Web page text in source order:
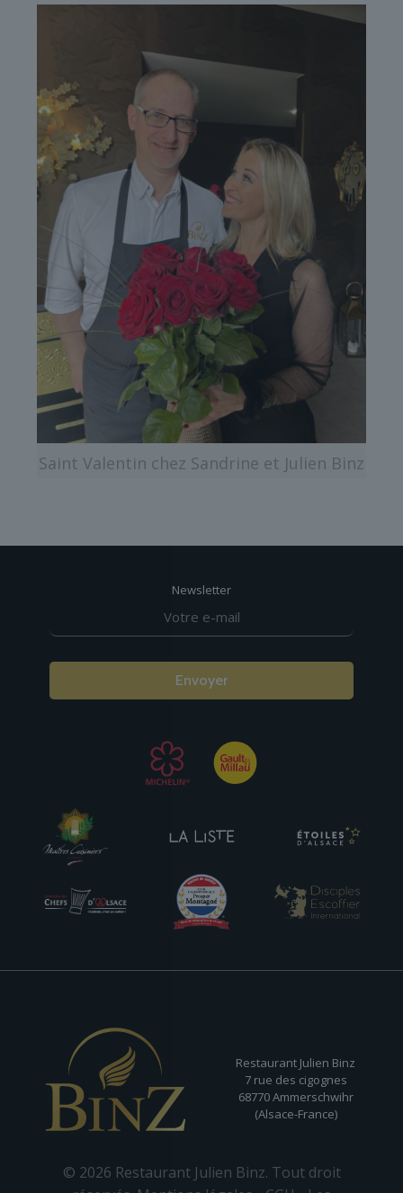
Saint Valentin chez Sandrine et Julien Binz
Newsletter
Restaurant Julien Binz
7 rue des cigognes
68770 Ammerschwihr
(Alsace-France)
© 2026 Restaurant Julien Binz. Tout droit